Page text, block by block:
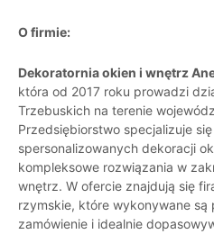
O firmie:
Dekoratornia okien i wnętrz
która od 2017 roku prowadzi
Trzebuskich na terenie
Przedsiębiorstwo specjalizuje
spersonalizowanych dekoracji
kompleksowe rozwiązania w
wnętrz. W ofercie znajdują się
rzymskie, które wykonywane są
zamówienie i idealnie